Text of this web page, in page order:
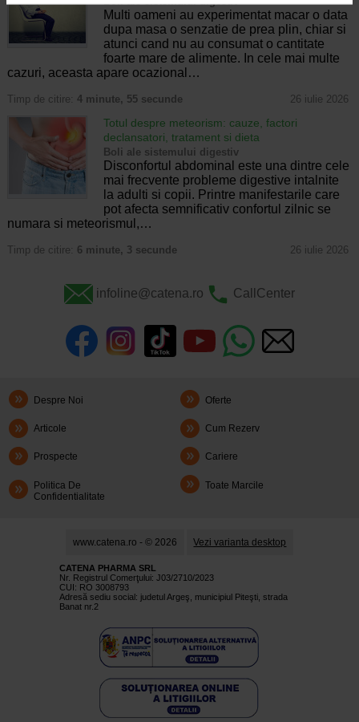
Multi oameni au experimentat macar o data
dupa masa o senzatie de prea plin, chiar si
atunci cand nu au consumat o cantitate
foarte mare de alimente. In cele mai multe
cazuri, aceasta apare ocazional…
Timp de citire: 4 minute, 55 secunde 26 iulie 2026
Totul despre meteorism: cauze, factori
declansatori, tratament si dieta
Boli ale sistemului digestiv
Disconfortul abdominal este una dintre cele
mai frecvente probleme digestive intalnite
la adulti si copii. Printre manifestarile care
pot afecta semnificativ confortul zilnic se
numara si meteorismul,…
Timp de citire: 6 minute, 3 secunde 26 iulie 2026
infoline@catena.ro CallCenter
Despre Noi Oferte
Articole Cum Rezerv
Prospecte Cariere
Politica De
Confidentialitate
Toate Marcile
www.catena.ro - © 2026 Vezi varianta desktop
CATENA PHARMA SRL
Nr. Registrul Comerţului: J03/2710/2023
CUI: RO 3008793
Adresă sediu social: judetul Argeş, municipiul Piteşti, strada
Banat nr.2